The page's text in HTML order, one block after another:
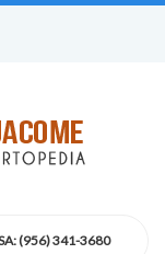
(956) 341-3680